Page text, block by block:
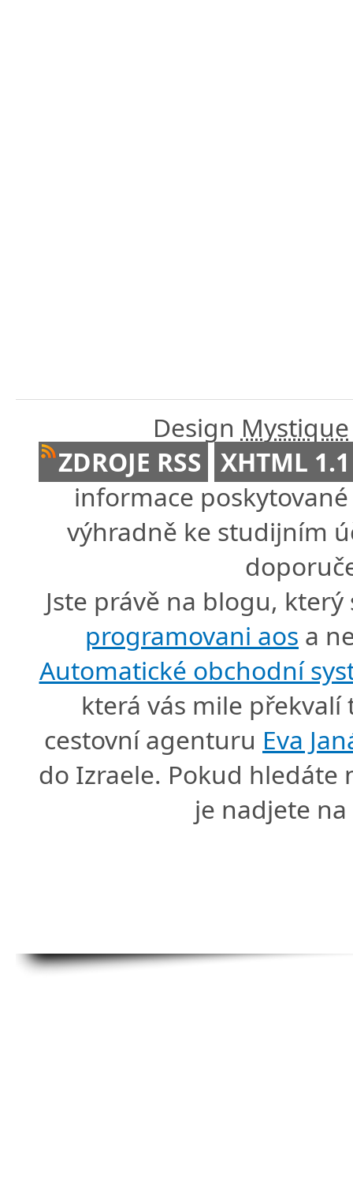
Design Mystique
ZDROJE RSS XHTML 1.1
informace
výhradně ke studijním
Jste právě na blogu,
programovani aos a
Automatické obchodní
která vás mile
cestovní agenturu Eva
do Izraele. Pokud hledáte
je nadjete